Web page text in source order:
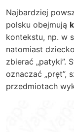
Najbardziej
polsku obejmują
kontekstu, np. w
natomiast
zbierać „patyki”.
oznaczać „pręt”,
przedmiotach